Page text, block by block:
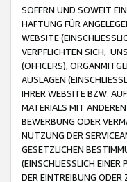
SOFERN UND SOWEIT
HAFTUNG FÜR
WEBSITE
VERPFLICHTEN SICH,
(OFFICERS),
AUSLAGEN
IHRER WEBSITE BZW.
MATERIALS MIT
BEWERBUNG ODER
NUTZUNG DER
GESETZLICHEN
(EINSCHLIESSLICH
DER EINTREIBUNG ODER